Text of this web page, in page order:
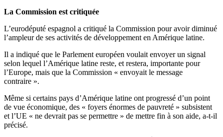
La Commission est critiquée
L’eurodéputé espagnol a critiqué la Commission pour avoir diminué
l’ampleur de ses activités de développement en Amérique latine.
Il a indiqué que le Parlement européen voulait envoyer un signal
selon lequel l’Amérique latine reste, et restera, importante pour
l’Europe, mais que la Commission « envoyait le message
contraire ».
Même si certains pays d’Amérique latine ont progressé d’un point
de vue économique, des « foyers énormes de pauvreté » subsistent
et l’UE « ne devrait pas se permettre » de mettre fin à son aide, a-t-il
précisé.